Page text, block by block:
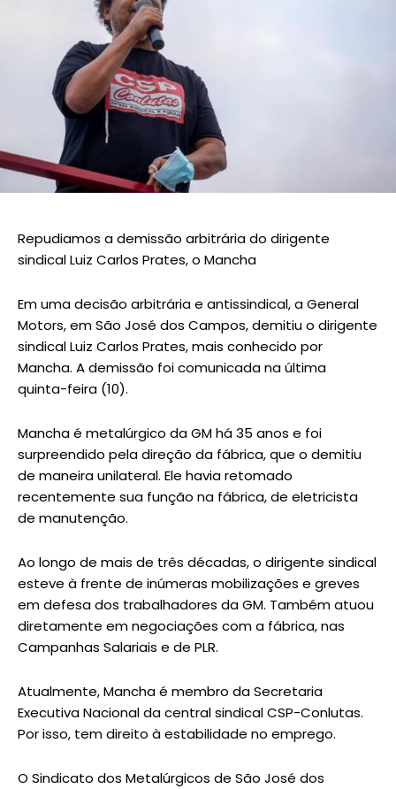
Repudiamos a demissão arbitrária do dirigente
sindical Luiz Carlos Prates, o Mancha
Em uma decisão arbitrária e antissindical, a General
Motors, em São José dos Campos, demitiu o dirigente
sindical Luiz Carlos Prates, mais conhecido por
Mancha. A demissão foi comunicada na última
quinta-feira (10).
Mancha é metalúrgico da GM há 35 anos e foi
surpreendido pela direção da fábrica, que o demitiu
de maneira unilateral. Ele havia retomado
recentemente sua função na fábrica, de eletricista
de manutenção.
Ao longo de mais de três décadas, o dirigente sindical
esteve à frente de inúmeras mobilizações e greves
em defesa dos trabalhadores da GM. Também atuou
diretamente em negociações com a fábrica, nas
Campanhas Salariais e de PLR.
Atualmente, Mancha é membro da Secretaria
Executiva Nacional da central sindical CSP-Conlutas.
Por isso, tem direito à estabilidade no emprego.
O Sindicato dos Metalúrgicos de São José dos